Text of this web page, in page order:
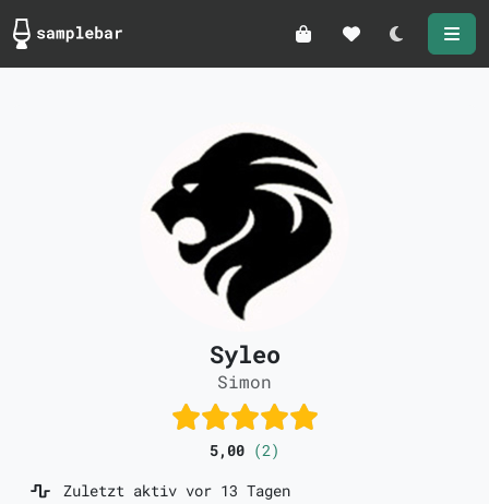
Darkmode
Syleo
Simon
5,00 (2)
Zuletzt aktiv vor 13 Tagen